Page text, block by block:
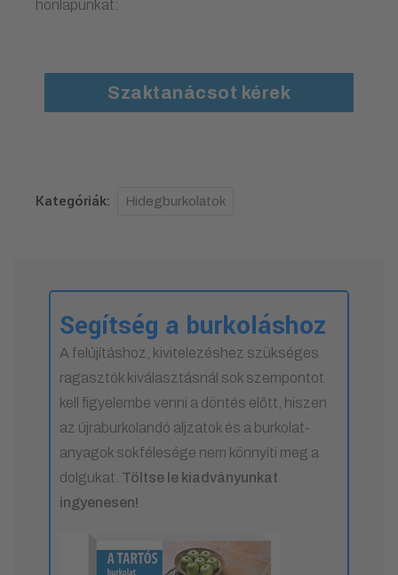
honlapunkat:
Szaktanácsot kérek
Kategóriák: Hidegburkolatok
Segítség a burkoláshoz
A felújításhoz, kivitelezéshez szükséges
ragasztók kiválasztásnál sok szempontot
kell figyelembe venni a döntés előtt, hiszen
az újraburkolandó aljzatok és a burkolat-
anyagok sokfélesége nem könnyíti meg a
dolgukat. Töltse le kiadványunkat
ingyenesen!